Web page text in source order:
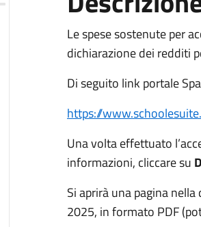
Le spese sostenute per
dichiarazione dei redditi
Di seguito link portale
https://
Una volta effettuato
informazioni, cliccare su
Si aprirà una pagina
2025, in formato PDF